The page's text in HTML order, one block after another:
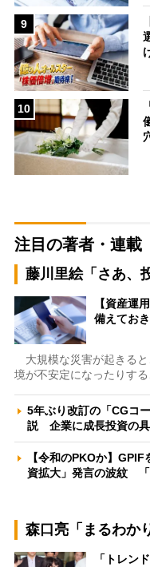
9
10
注目の著者・連載
藤川里絵「さあ、
【資産運
備えてお
大規模な災害が起きる
境が不安定になったりす
5年ぶり改訂の「CGコ
説 企業に成長投資の
【令和のPKOか】
資拡大」発言の波紋
森口亮「まるわか
「トレン